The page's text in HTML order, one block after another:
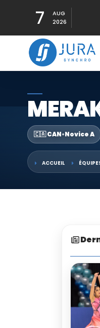
7
AUG
2026
🇨🇦 CAN•Novice A
ACCUEIL